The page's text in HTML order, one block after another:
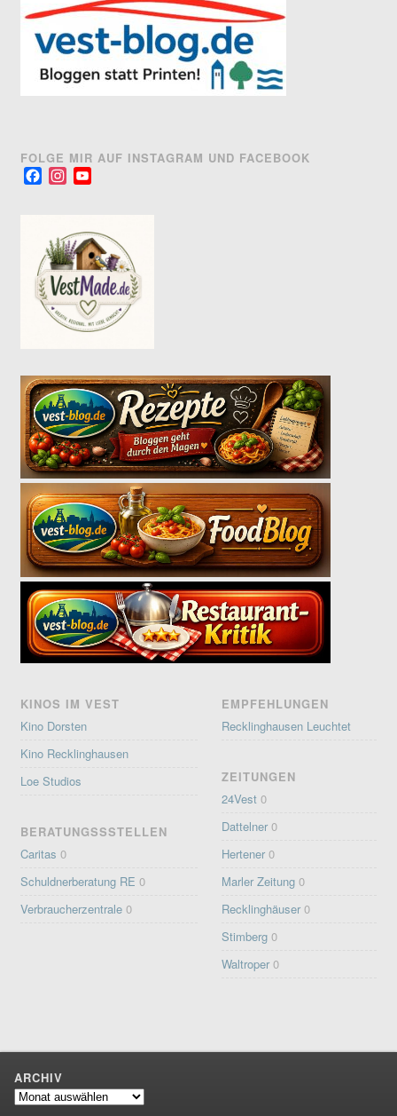
FOLGE MIR AUF INSTAGRAM UND FACEBOOK
FacebookInstagram
KINOS IM VEST
Kino Dorsten
Kino Recklinghausen
Loe Studios
BERATUNGSSSTELLEN
Caritas 0
Schuldnerberatung RE 0
Verbraucherzentrale 0
EMPFEHLUNGEN
Recklinghausen Leuchtet
ZEITUNGEN
24Vest 0
Dattelner 0
Hertener 0
Marler Zeitung 0
Recklinghäuser 0
Stimberg 0
Waltroper 0
ARCHIV
Archiv